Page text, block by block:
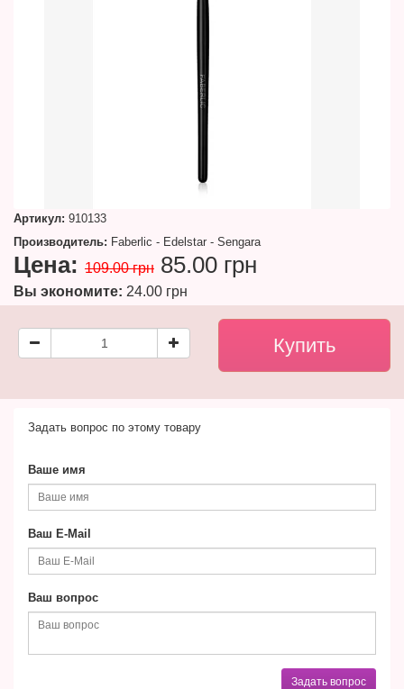
Артикул: 910133
Производитель: Faberlic - Edelstar - Sengara
Цена: 109.00 грн 85.00 грн
Вы экономите: 24.00 грн
Задать вопрос по этому товару
Ваше имя
Ваш E-Mail
Ваш вопрос
Задать вопрос